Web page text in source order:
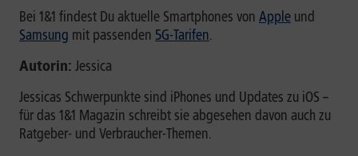
Bei 1&1 findest Du aktuelle Smartphones von Apple und
Samsung mit passenden 5G-Tarifen.
Autorin: Jessica
Jessicas Schwerpunkte sind iPhones und Updates zu iOS –
für das 1&1 Magazin schreibt sie abgesehen davon auch zu
Ratgeber- und Verbraucher-Themen.